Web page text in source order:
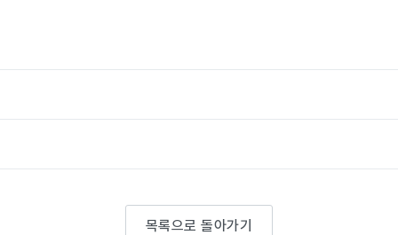
목록으로 돌아가기